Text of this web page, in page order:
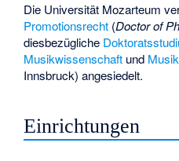
Die Universität Mozarteum
Promotionsrecht (Doctor of
diesbezügliche
Musikwissenschaft und
Innsbruck) angesiedelt.
Einrichtungen